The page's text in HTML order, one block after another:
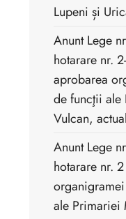
Lupeni și
Anunt Lege
hotarare nr.
aprobarea
de funcţii
Vulcan,
Anunt Lege
hotarare nr.
ale Primariei